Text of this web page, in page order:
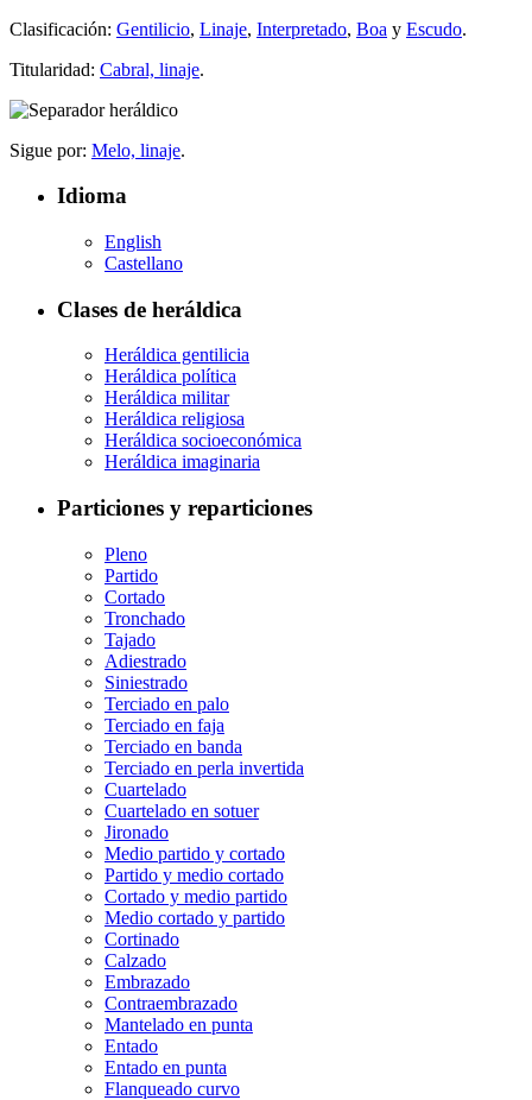
Clasificación: Gentilicio, Linaje, Interpretado, Boa y Escudo.
Titularidad: Cabral, linaje.
Sigue por: Melo, linaje.
Idioma
English
Castellano
Clases de heráldica
Heráldica gentilicia
Heráldica política
Heráldica militar
Heráldica religiosa
Heráldica socioeconómica
Heráldica imaginaria
Particiones y reparticiones
Pleno
Partido
Cortado
Tronchado
Tajado
Adiestrado
Siniestrado
Terciado en palo
Terciado en faja
Terciado en banda
Terciado en perla invertida
Cuartelado
Cuartelado en sotuer
Jironado
Medio partido y cortado
Partido y medio cortado
Cortado y medio partido
Medio cortado y partido
Cortinado
Calzado
Embrazado
Contraembrazado
Mantelado en punta
Entado
Entado en punta
Flanqueado curvo